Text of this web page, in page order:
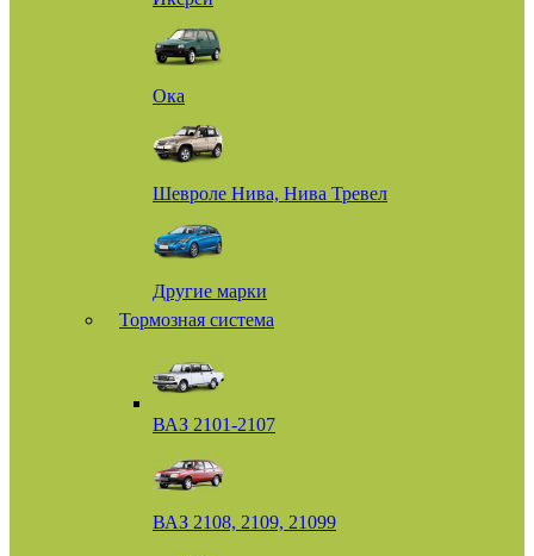
Ока
Шевроле Нива, Нива Тревел
Другие марки
Тормозная система
ВАЗ 2101-2107
ВАЗ 2108, 2109, 21099